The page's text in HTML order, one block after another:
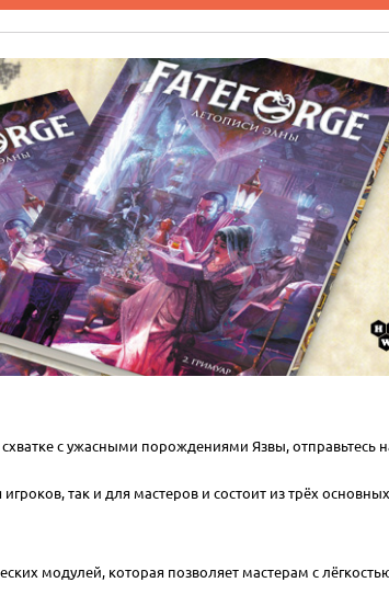
с ужасными порождениями Язвы, отправьтесь
так и для мастеров и состоит из трёх
модулей, которая позволяет мастерам с